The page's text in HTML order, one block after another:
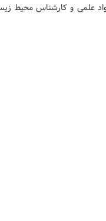
علمی و کارشناس محیط